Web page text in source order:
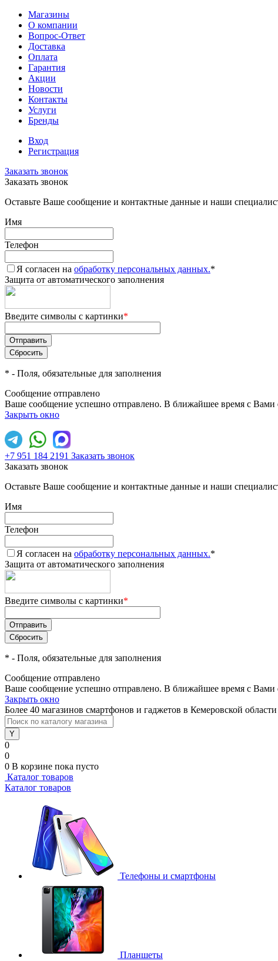
Магазины
О компании
Вопрос-Ответ
Доставка
Оплата
Гарантия
Акции
Новости
Контакты
Услуги
Бренды
Вход
Регистрация
Заказать звонок
Заказать звонок
Оставьте Ваше сообщение и контактные данные и наши
Имя
Телефон
Я согласен на обработку персональных данных.*
Защита от автоматического заполнения
Введите символы с картинки*
* - Поля, обязательные для заполнения
Сообщение отправлено
Ваше сообщение успешно отправлено. В ближайшее время с Вами
Закрыть окно
+7 951 184 2191 Заказать звонок
Заказать звонок
Оставьте Ваше сообщение и контактные данные и наши
Имя
Телефон
Я согласен на обработку персональных данных.*
Защита от автоматического заполнения
Введите символы с картинки*
* - Поля, обязательные для заполнения
Сообщение отправлено
Ваше сообщение успешно отправлено. В ближайшее время с Вами
Закрыть окно
Более 40 магазинов смартфонов и гаджетов в Кемеровской области
0
0
0 В корзине пока пусто
Каталог товаров
Каталог товаров
Телефоны и смартфоны
Планшеты